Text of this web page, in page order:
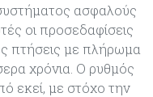
ασφαλούς
οι προσεδαφίσεις
πτήσεις με πλήρωμα
χρόνια. Ο ρυθμός
εκεί, με στόχο την